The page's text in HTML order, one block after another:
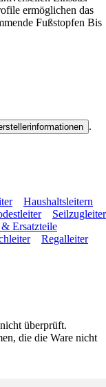
ermöglichen das
Fußstopfen Bis
.
Haushaltsleitern
Seilzugleiter
Ersatzteile
Regalleiter
überprüft.
die die Ware nicht